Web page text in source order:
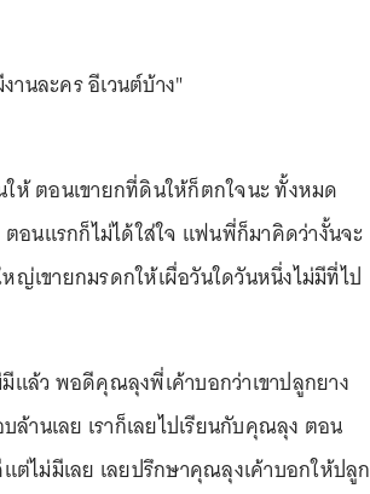
านละคร อีเวนต์บ้าง"
ห้ ตอนเขายกที่ดินให้ก็ตกใจนะ ทั้งหมด
อนแรกก็ไม่ได้ใส่ใจ แฟนพี่ก็มาคิดว่างั้นจะ
ญ่เขายกมรดกให้เผื่อวันใดวันหนึ่งไม่มีที่ไป
แล้ว พอดีคุณลุงพี่เค้าบอกว่าเขาปลูกยาง
ล้านเลย เราก็เลยไปเรียนกับคุณลุง ตอน
แต่ไม่มีเลย เลยปรึกษาคุณลุงเค้าบอกให้ปลูก